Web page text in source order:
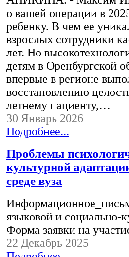
о вашей операции в
ребенку. В чем ее
взрослых сотрудники
лет. Но
детям в Оренбургской
впервые в регионе
восстановлению
летнему пациенту,…
30 Январь 2026
Подробнее...
Проблемы
культурной
среде вуза
языковой и социально-
Форма заявки на
22 Декабрь 2025